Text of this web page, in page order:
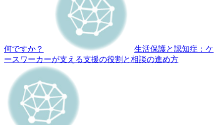
何ですか？
生活保護と認知症：ケ
ースワーカーが支える支援の役割と相談の進め方